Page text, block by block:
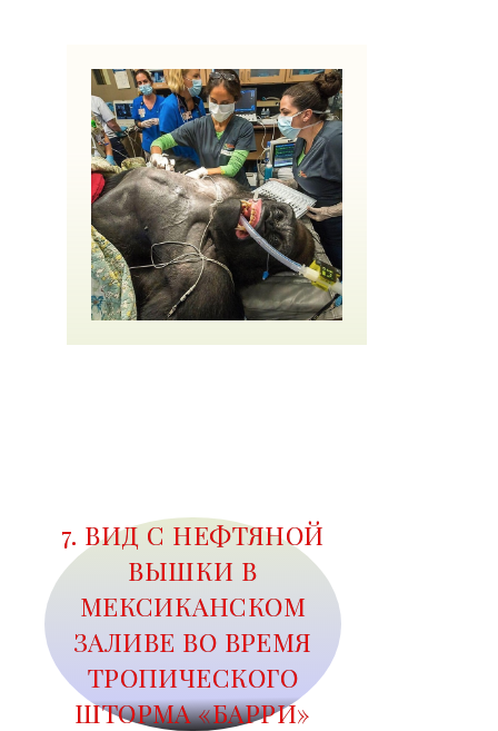
7. ВИД С НЕФТЯНОЙ
ВЫШКИ В
МЕКСИКАНСКОМ
ЗАЛИВЕ ВО ВРЕМЯ
ТРОПИЧЕСКОГО
ШТОРМА «БАРРИ»